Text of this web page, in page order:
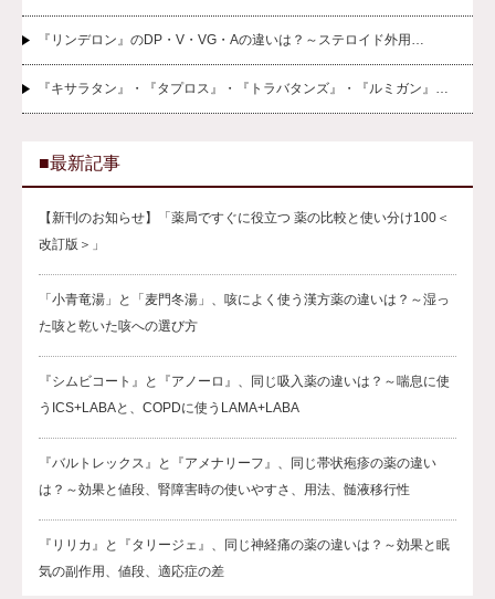
『リンデロン』のDP・V・VG・Aの違いは？～ステロイド外用…
『キサラタン』・『タプロス』・『トラバタンズ』・『ルミガン』…
■最新記事
【新刊のお知らせ】「薬局ですぐに役立つ 薬の比較と使い分け100＜
改訂版＞」
「小青竜湯」と「麦門冬湯」、咳によく使う漢方薬の違いは？～湿っ
た咳と乾いた咳への選び方
『シムビコート』と『アノーロ』、同じ吸入薬の違いは？～喘息に使
うICS+LABAと、COPDに使うLAMA+LABA
『バルトレックス』と『アメナリーフ』、同じ帯状疱疹の薬の違い
は？～効果と値段、腎障害時の使いやすさ、用法、髄液移行性
『リリカ』と『タリージェ』、同じ神経痛の薬の違いは？～効果と眠
気の副作用、値段、適応症の差